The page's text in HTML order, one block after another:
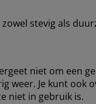
stevig als
niet om een
weer. Je kunt ook
niet in gebruik is.